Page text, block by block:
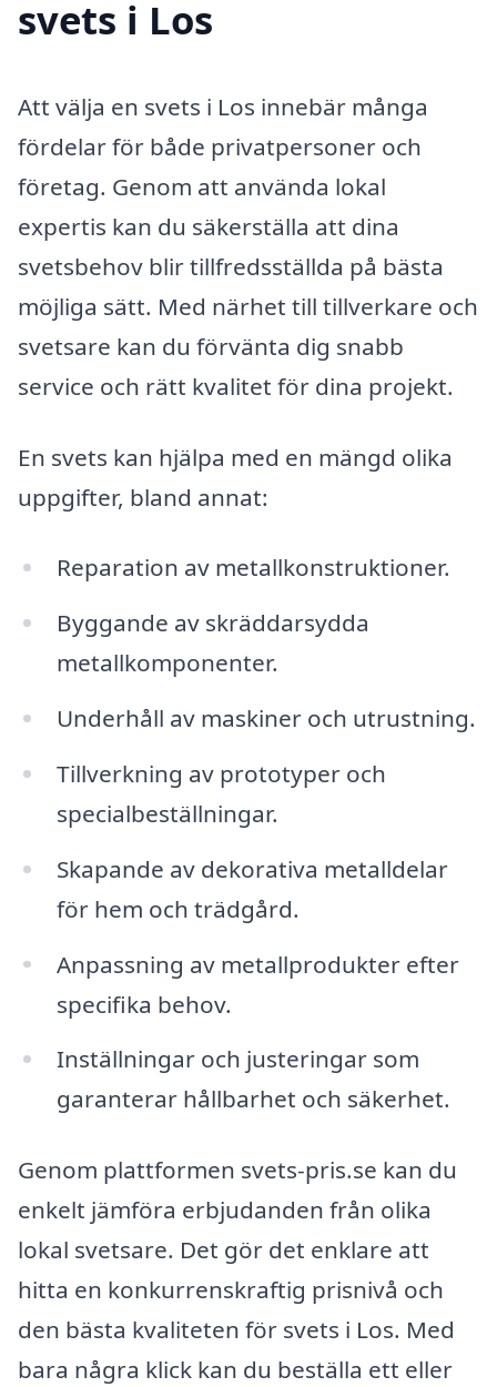
svets i Los
Att välja en svets i Los innebär många
fördelar för både privatpersoner och
företag. Genom att använda lokal
expertis kan du säkerställa att dina
svetsbehov blir tillfredsställda på bästa
möjliga sätt. Med närhet till tillverkare och
svetsare kan du förvänta dig snabb
service och rätt kvalitet för dina projekt.
En svets kan hjälpa med en mängd olika
uppgifter, bland annat:
Reparation av metallkonstruktioner.
Byggande av skräddarsydda
metallkomponenter.
Underhåll av maskiner och utrustning.
Tillverkning av prototyper och
specialbeställningar.
Skapande av dekorativa metalldelar
för hem och trädgård.
Anpassning av metallprodukter efter
specifika behov.
Inställningar och justeringar som
garanterar hållbarhet och säkerhet.
Genom plattformen svets-pris.se kan du
enkelt jämföra erbjudanden från olika
lokal svetsare. Det gör det enklare att
hitta en konkurrenskraftig prisnivå och
den bästa kvaliteten för svets i Los. Med
bara några klick kan du beställa ett eller